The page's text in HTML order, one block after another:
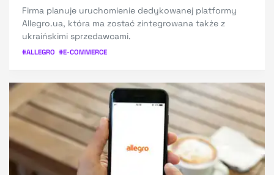
Firma planuje uruchomienie dedykowanej platformy
Allegro.ua, która ma zostać zintegrowana także z
ukraińskimi sprzedawcami.
#ALLEGRO #E-COMMERCE